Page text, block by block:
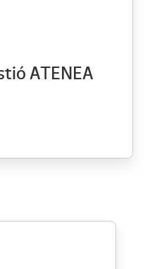
ATENEA